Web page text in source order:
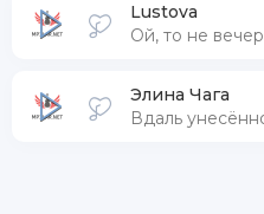
Lustova
Ой, то не вечер
Элина Чага